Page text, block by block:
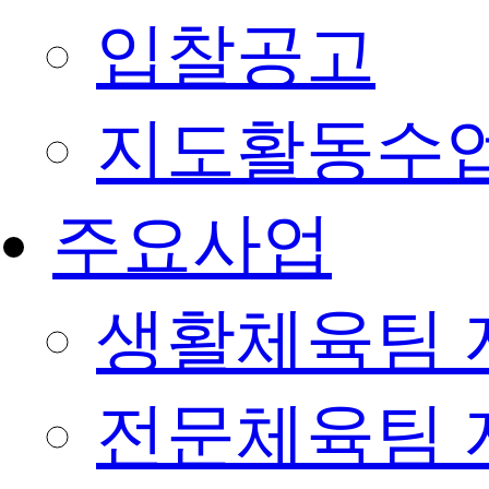
입찰공고
지도활동수
주요사업
생활체육팀
전문체육팀